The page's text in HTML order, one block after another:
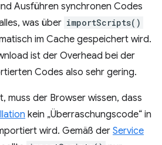
Ausführen synchronen Codes
was über importScripts()
im Cache gespeichert wird.
ist der Overhead bei der
Codes also sehr gering.
muss der Browser wissen, dass
kein „Überraschungscode“ in
wird. Gemäß der Service